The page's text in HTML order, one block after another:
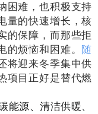
困难，也积极支持
量的快速增长，核
的保障，而那些拒
烦恼和困难。 随
将迎来冬季集中供
项目正好是替代燃
能源、清洁供暖、